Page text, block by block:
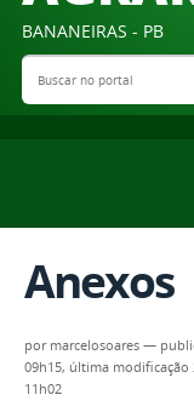
BANANEIRAS - PB
Buscar no portal
Anexos
por marcelosoares —
09h15, última modificação
11h02